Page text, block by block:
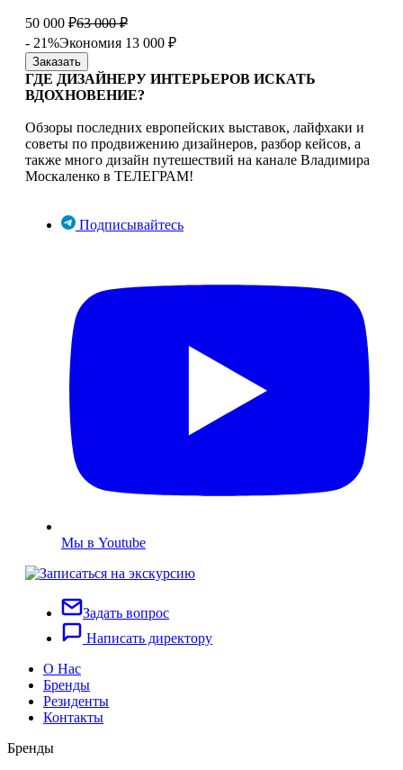
50 000 ₽63 000 ₽
- 21%Экономия 13 000 ₽
Заказать
ГДЕ ДИЗАЙНЕРУ ИНТЕРЬЕРОВ ИСКАТЬ
ВДОХНОВЕНИЕ?
Обзоры последних европейских выставок, лайфхаки и
советы по продвижению дизайнеров, разбор кейсов, а
также много дизайн путешествий на канале Владимира
Москаленко в ТЕЛЕГРАМ!
Подписывайтесь
Мы в Youtube
Задать вопрос
Написать директору
О Нас
Бренды
Резиденты
Контакты
Бренды